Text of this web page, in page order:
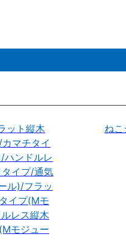
ット縦木
マチタイ
ハンドルレ
イプ/通気
ル)/フラッ
イプ(Mモ
レス縦木
モジュー
ね